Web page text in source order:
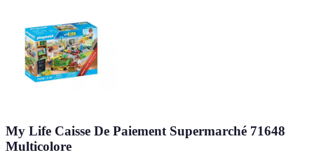
My Life Caisse De Paiement Supermarché 71648
Multicolore